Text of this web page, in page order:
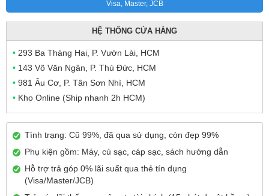
Visa, Master, JCB
HỆ THỐNG CỬA HÀNG
• 293 Ba Tháng Hai, P. Vườn Lài, HCM
• 143 Võ Văn Ngân, P. Thủ Đức, HCM
• 981 Âu Cơ, P. Tân Sơn Nhì, HCM
• Kho Online (Ship nhanh 2h HCM)
Tình trạng: Cũ 99%, đã qua sử dụng, còn đẹp 99%
Phụ kiện gồm: Máy, củ sạc, cáp sạc, sách hướng dẫn
Hỗ trợ trả góp 0% lãi suất qua thẻ tín dụng
(Visa/Master/JCB)